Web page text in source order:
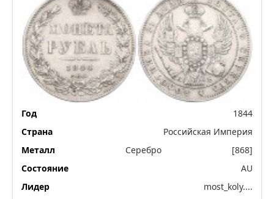
1844
Российская Империя
Серебро
[868]
AU
most_koly....